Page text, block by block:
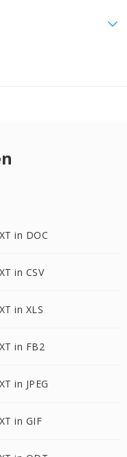
in DOC
in CSV
in XLS
in FB2
in JPEG
in GIF